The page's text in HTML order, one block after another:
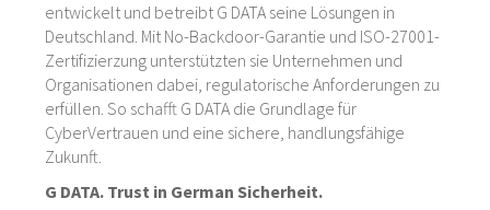
entwickelt und betreibt G DATA seine Lösungen in
Deutschland. Mit No-Backdoor-Garantie und ISO-27001-
Zertifizierzung unterstützten sie Unternehmen und
Organisationen dabei, regulatorische Anforderungen zu
erfüllen. So schafft G DATA die Grundlage für
CyberVertrauen und eine sichere, handlungsfähige
Zukunft.
G DATA. Trust in German Sicherheit.